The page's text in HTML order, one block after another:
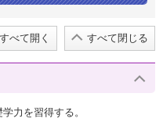
すべて開く すべて閉じる
力を習得する。